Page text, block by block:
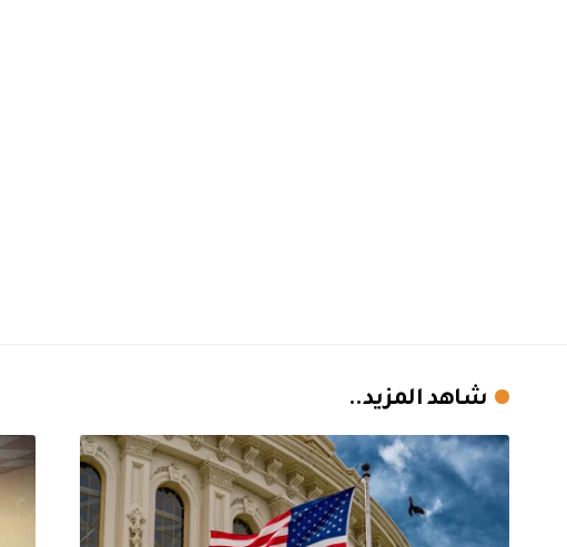
شاهد المزيد..